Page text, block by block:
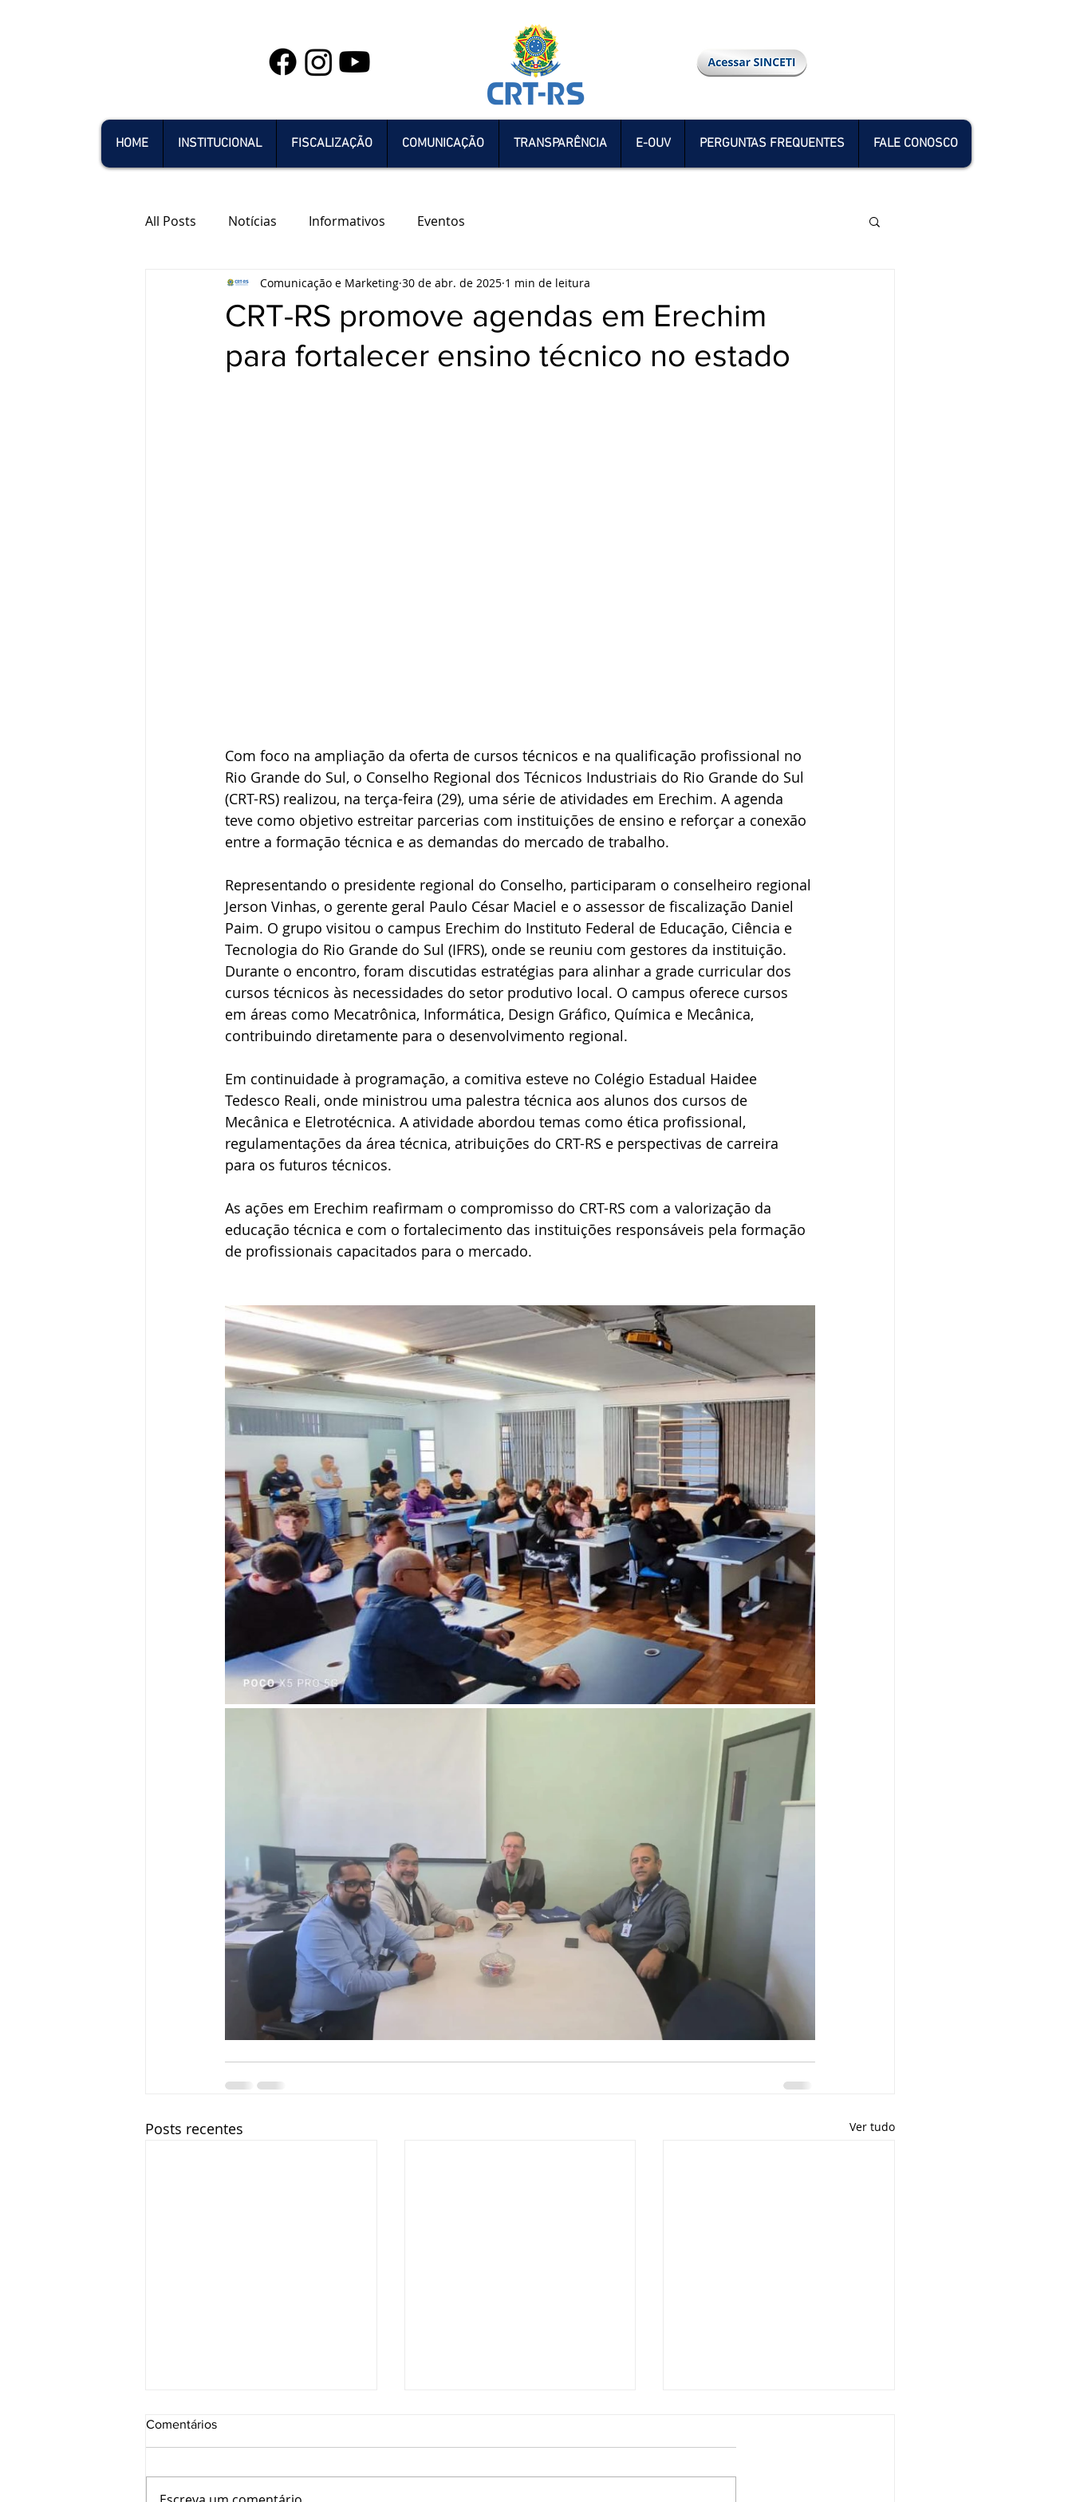
HOME INSTITUCIONAL FISCALIZAÇÃO COMUNICAÇÃO TRANSPARÊNCIA E-OUV PERGUNTAS FREQUENTES FALE CONOSCO
All Posts Notícias Informativos Eventos
CRT-RS promove agendas em Erechim
para fortalecer ensino técnico no estado
Comunicação e Marketing 30 de abr. de 2025 1 min de leitura
Com foco na ampliação da oferta de cursos técnicos e na qualificação profissional no
Rio Grande do Sul, o Conselho Regional dos Técnicos Industriais do Rio Grande do Sul
(CRT-RS) realizou, na terça-feira (29), uma série de atividades em Erechim. A agenda
teve como objetivo estreitar parcerias com instituições de ensino e reforçar a conexão
entre a formação técnica e as demandas do mercado de trabalho.
Representando o presidente regional do Conselho, participaram o conselheiro regional
Jerson Vinhas, o gerente geral Paulo César Maciel e o assessor de fiscalização Daniel
Paim. O grupo visitou o campus Erechim do Instituto Federal de Educação, Ciência e
Tecnologia do Rio Grande do Sul (IFRS), onde se reuniu com gestores da instituição.
Durante o encontro, foram discutidas estratégias para alinhar a grade curricular dos
cursos técnicos às necessidades do setor produtivo local. O campus oferece cursos
em áreas como Mecatrônica, Informática, Design Gráfico, Química e Mecânica,
contribuindo diretamente para o desenvolvimento regional.
Em continuidade à programação, a comitiva esteve no Colégio Estadual Haidee
Tedesco Reali, onde ministrou uma palestra técnica aos alunos dos cursos de
Mecânica e Eletrotécnica. A atividade abordou temas como ética profissional,
regulamentações da área técnica, atribuições do CRT-RS e perspectivas de carreira
para os futuros técnicos.
As ações em Erechim reafirmam o compromisso do CRT-RS com a valorização da
educação técnica e com o fortalecimento das instituições responsáveis pela formação
de profissionais capacitados para o mercado.
Posts recentes Ver tudo
Comentários